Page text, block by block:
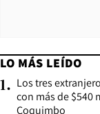
LO MÁS LEÍDO
1. Los tres
con más de $540
Coquimbo